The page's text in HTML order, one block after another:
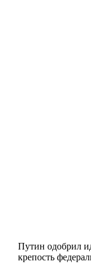
Путин одобрил
крепость